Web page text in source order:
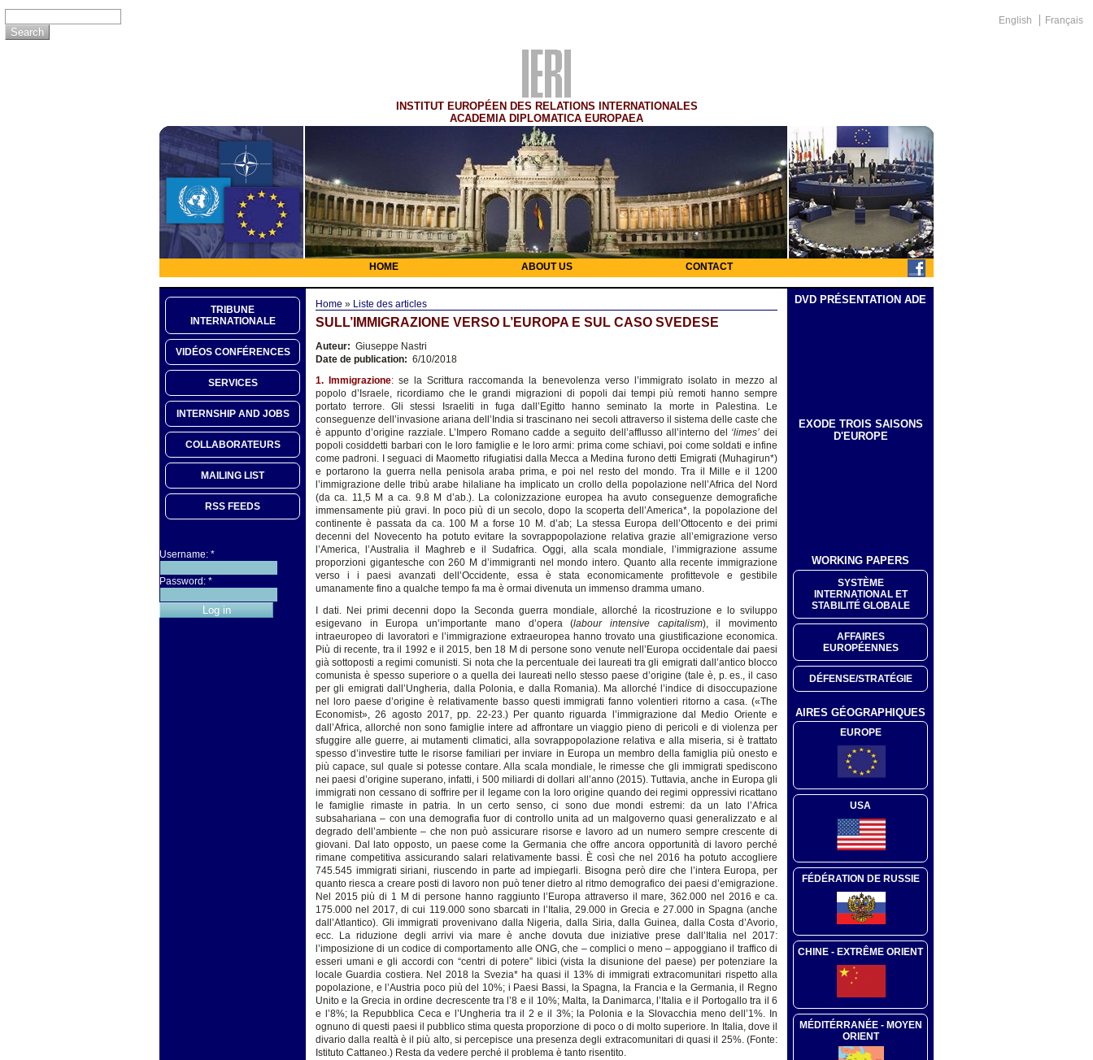
English Français
INSTITUT EUROPÉEN DES RELATIONS INTERNATIONALES
ACADEMIA DIPLOMATICA EUROPAEA
HOME ABOUT US CONTACT
TRIBUNE
INTERNATIONALE
VIDÉOS CONFÉRENCES
SERVICES
INTERNSHIP AND JOBS
COLLABORATEURS
MAILING LIST
RSS FEEDS
Username: *
Password: *
Home » Liste des articles
SULL’IMMIGRAZIONE VERSO L’EUROPA E SUL CASO SVEDESE
Auteur: Giuseppe Nastri
Date de publication: 6/10/2018
1. Immigrazione: se la Scrittura raccomanda la benevolenza verso l’immigrato isolato in mezzo al
popolo d’Israele, ricordiamo che le grandi migrazioni di popoli dai tempi più remoti hanno sempre
portato terrore. Gli stessi Israeliti in fuga dall’Egitto hanno seminato la morte in Palestina. Le
conseguenze dell’invasione ariana dell’India si trascinano nei secoli attraverso il sistema delle caste che
è appunto d’origine razziale. L’Impero Romano cadde a seguito dell’afflusso all’interno del ‘limes’ dei
popoli cosiddetti barbari con le loro famiglie e le loro armi: prima come schiavi, poi come soldati e infine
come padroni. I seguaci di Maometto rifugiatisi dalla Mecca a Medina furono detti Emigrati (Muhagirun*)
e portarono la guerra nella penisola araba prima, e poi nel resto del mondo. Tra il Mille e il 1200
l’immigrazione delle tribù arabe hilaliane ha implicato un crollo della popolazione nell’Africa del Nord
(da ca. 11,5 M a ca. 9.8 M d’ab.). La colonizzazione europea ha avuto conseguenze demografiche
immensamente più gravi. In poco più di un secolo, dopo la scoperta dell’America*, la popolazione del
continente è passata da ca. 100 M a forse 10 M. d’ab; La stessa Europa dell’Ottocento e dei primi
decenni del Novecento ha potuto evitare la sovrappopolazione relativa grazie all’emigrazione verso
l’America, l’Australia il Maghreb e il Sudafrica. Oggi, alla scala mondiale, l’immigrazione assume
proporzioni gigantesche con 260 M d’immigranti nel mondo intero. Quanto alla recente immigrazione
verso i i paesi avanzati dell’Occidente, essa è stata economicamente profittevole e gestibile
umanamente fino a qualche tempo fa ma è ormai divenuta un immenso dramma umano.
I dati. Nei primi decenni dopo la Seconda guerra mondiale, allorché la ricostruzione e lo sviluppo
esigevano in Europa un’importante mano d’opera (labour intensive capitalism), il movimento
intraeuropeo di lavoratori e l’immigrazione extraeuropea hanno trovato una giustificazione economica.
Più di recente, tra il 1992 e il 2015, ben 18 M di persone sono venute nell’Europa occidentale dai paesi
già sottoposti a regimi comunisti. Si nota che la percentuale dei laureati tra gli emigrati dall’antico blocco
comunista è spesso superiore o a quella dei laureati nello stesso paese d’origine (tale è, p. es., il caso
per gli emigrati dall’Ungheria, dalla Polonia, e dalla Romania). Ma allorché l’indice di disoccupazione
nel loro paese d’origine è relativamente basso questi immigrati fanno volentieri ritorno a casa. («The
Economist», 26 agosto 2017, pp. 22-23.) Per quanto riguarda l’immigrazione dal Medio Oriente e
dall’Africa, allorché non sono famiglie intere ad affrontare un viaggio pieno di pericoli e di violenza per
sfuggire alle guerre, ai mutamenti climatici, alla sovrappopolazione relativa e alla miseria, si è trattato
spesso d’investire tutte le risorse familiari per inviare in Europa un membro della famiglia più onesto e
più capace, sul quale si potesse contare. Alla scala mondiale, le rimesse che gli immigrati spediscono
nei paesi d’origine superano, infatti, i 500 miliardi di dollari all’anno (2015). Tuttavia, anche in Europa gli
immigrati non cessano di soffrire per il legame con la loro origine quando dei regimi oppressivi ricattano
le famiglie rimaste in patria. In un certo senso, ci sono due mondi estremi: da un lato l’Africa
subsahariana – con una demografia fuor di controllo unita ad un malgoverno quasi generalizzato e al
degrado dell’ambiente – che non può assicurare risorse e lavoro ad un numero sempre crescente di
giovani. Dal lato opposto, un paese come la Germania che offre ancora opportunità di lavoro perché
rimane competitiva assicurando salari relativamente bassi. È così che nel 2016 ha potuto accogliere
745.545 immigrati siriani, riuscendo in parte ad impiegarli. Bisogna però dire che l’intera Europa, per
quanto riesca a creare posti di lavoro non può tener dietro al ritmo demografico dei paesi d’emigrazione.
Nel 2015 più di 1 M di persone hanno raggiunto l’Europa attraverso il mare, 362.000 nel 2016 e ca.
175.000 nel 2017, di cui 119.000 sono sbarcati in l’Italia, 29.000 in Grecia e 27.000 in Spagna (anche
dall’Atlantico). Gli immigrati provenivano dalla Nigeria, dalla Siria, dalla Guinea, dalla Costa d’Avorio,
ecc. La riduzione degli arrivi via mare è anche dovuta due iniziative prese dall’Italia nel 2017:
l’imposizione di un codice di comportamento alle ONG, che – complici o meno – appoggiano il traffico di
esseri umani e gli accordi con “centri di potere” libici (vista la disunione del paese) per potenziare la
locale Guardia costiera. Nel 2018 la Svezia* ha quasi il 13% di immigrati extracomunitari rispetto alla
popolazione, e l’Austria poco più del 10%; i Paesi Bassi, la Spagna, la Francia e la Germania, il Regno
Unito e la Grecia in ordine decrescente tra l’8 e il 10%; Malta, la Danimarca, l’Italia e il Portogallo tra il 6
e l’8%; la Repubblica Ceca e l’Ungheria tra il 2 e il 3%; la Polonia e la Slovacchia meno dell’1%. In
ognuno di questi paesi il pubblico stima questa proporzione di poco o di molto superiore. In Italia, dove il
divario dalla realtà è il più alto, si percepisce una presenza degli extracomunitari di quasi il 25%. (Fonte:
Istituto Cattaneo.) Resta da vedere perché il problema è tanto risentito.
DVD PRÉSENTATION ADE
EXODE TROIS SAISONS
D'EUROPE
WORKING PAPERS
SYSTÈME
INTERNATIONAL ET
STABILITÉ GLOBALE
AFFAIRES
EUROPÉENNES
DÉFENSE/STRATÉGIE
AIRES GÉOGRAPHIQUES
EUROPE
USA
FÉDÉRATION DE RUSSIE
CHINE - EXTRÊME ORIENT
MÉDITÉRRANÉE - MOYEN
ORIENT